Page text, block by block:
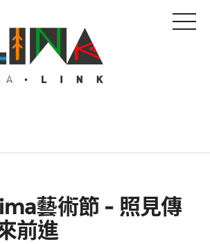
藝術節 - 照見傳
前進